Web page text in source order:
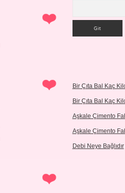
Bir Çıta Bal Kaç
Bir Çıta Bal Kaç
Aşkale Çimento
Aşkale Çimento
Debi Neye Bağlıdır